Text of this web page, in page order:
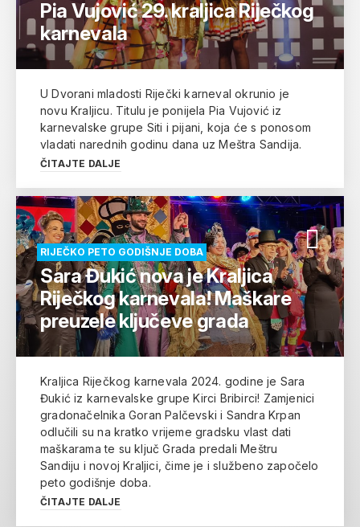
Pia Vujović 29. kraljica Riječkog
karnevala
U Dvorani mladosti Riječki karneval okrunio je
novu Kraljicu. Titulu je ponijela Pia Vujović iz
karnevalske grupe Siti i pijani, koja će s ponosom
vladati narednih godinu dana uz Meštra Sandija.
ČITAJTE DALJE
RIJEČKO PETO GODIŠNJE DOBA
Sara Đukić nova je Kraljica
Riječkog karnevala! Maškare
preuzele ključeve grada
Kraljica Riječkog karnevala 2024. godine je Sara
Đukić iz karnevalske grupe Kirci Bribirci! Zamjenici
gradonačelnika Goran Palčevski i Sandra Krpan
odlučili su na kratko vrijeme gradsku vlast dati
maškarama te su ključ Grada predali Meštru
Sandiju i novoj Kraljici, čime je i službeno započelo
peto godišnje doba.
ČITAJTE DALJE